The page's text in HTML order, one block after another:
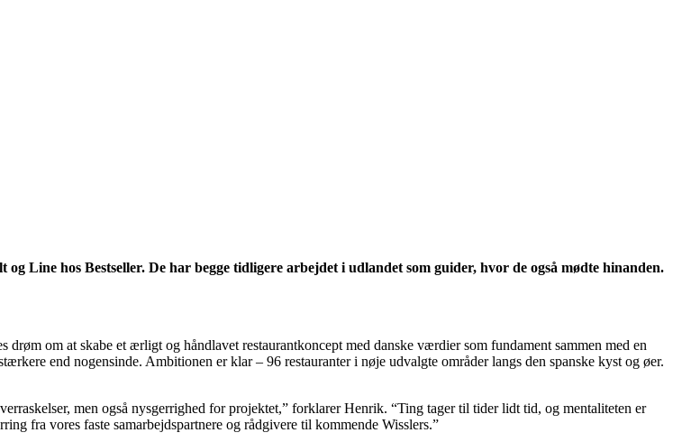
Line hos Bestseller. De har begge tidligere arbejdet i udlandet som guider, hvor de også mødte hinanden.
om at skabe et ærligt og håndlavet restaurantkoncept med danske værdier som fundament sammen med en
end nogensinde. Ambitionen er klar – 96 restauranter i nøje udvalgte områder langs den spanske kyst og øer.
men også nysgerrighed for projektet,” forklarer Henrik. “Ting tager til tider lidt tid, og mentaliteten er
fra vores faste samarbejdspartnere og rådgivere til kommende Wisslers.”